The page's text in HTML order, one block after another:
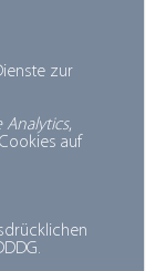
zur
Analytics,
auf